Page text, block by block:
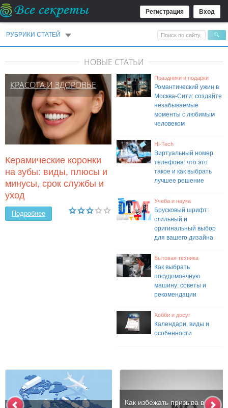
Регистрация Вход
РУБРИКИ СТАТЕЙ
НОВЫЕ СТАТЬИ
КРАСОТА И ЗДОРОВЬЕ
Керамические коронки
на зубы: виды, плюсы и
минусы, срок службы и
уход
Подробнее
Праздники и подарки
Романтический ужин в
Москва-Сити: создайте
незабываемые
моменты с любимым
человеком
Hi-Tech
Виртуальный номер
телефона: что это
такое и как выбрать
лучшее решение
Учеба и наука
Брусковый шрифт:
стильный и
оригинальный выбор
для вашего дизайна
Бытовая техника
Как выбрать
посудомоечную
машину: советы и
рекомендации
Хобби и досуг
Календари, виды и
особенности
Как избежать призыва в